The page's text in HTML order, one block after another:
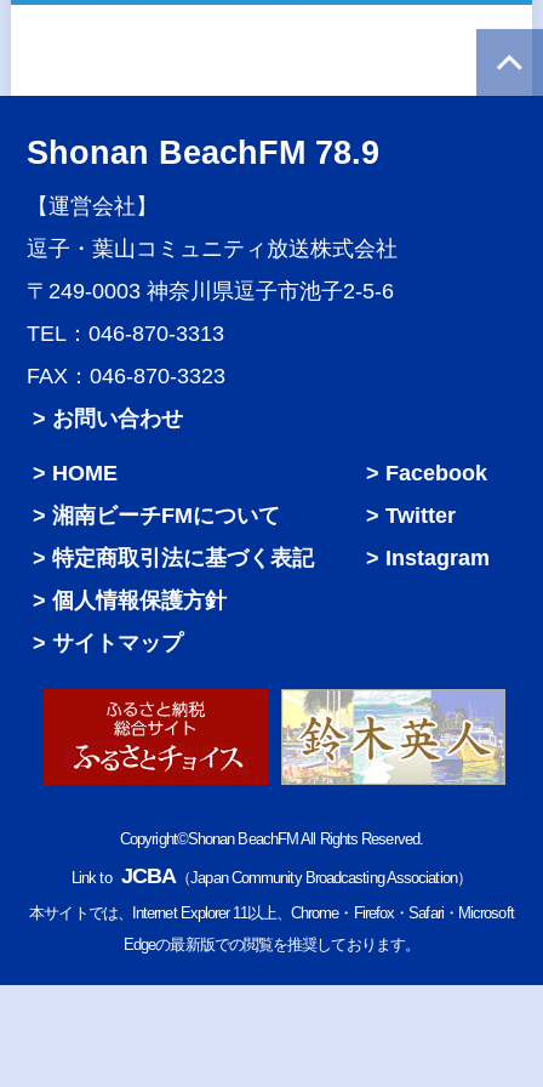
Shonan BeachFM 78.9
【運営会社】
逗子・葉山コミュニティ放送株式会社
〒249-0003 神奈川県逗子市池子2-5-6
TEL：046-870-3313
FAX：046-870-3323
> お問い合わせ
HOME
湘南ビーチFMについて
特定商取引法に基づく表記
個人情報保護方針
サイトマップ
Facebook
Twitter
Instagram
Copyright©Shonan BeachFM All Rights Reserved.
Link to JCBA（Japan Community Broadcasting Association）
本サイトでは、Internet Explorer 11以上、Chrome・Firefox・Safari・Microsoft
Edgeの最新版での閲覧を推奨しております。